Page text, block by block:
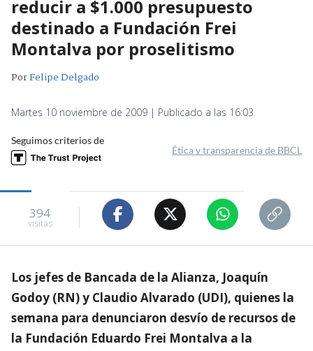
reducir a $1.000 presupuesto
destinado a Fundación Frei
Montalva por proselitismo
PorFelipe Delgado
Martes 10 noviembre de 2009 | Publicado a las 16:03
Seguimos criterios de
Ética y transparencia de BBCL
394
visitas
Los jefes de Bancada de la Alianza, Joaquín
Godoy (RN) y Claudio Alvarado (UDI), quienes la
semana para denunciaron desvío de recursos de
la Fundación Eduardo Frei Montalva a la